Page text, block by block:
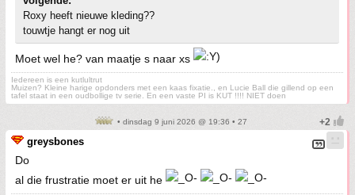
Roxy heeft nieuwe kleding??
touwtje hangt er nog uit
Moet wel he? van maatje s naar xs
Iedereen is een kutlultrut
Muizen? Kleine harige opdonders met een kaas fixatie., en Lucie Ball die gillend op een
tafel staat in een oudbollige tv serie. En een vaste PI is KUT !!!! NIET doen
• dinsdag 9 juni 2026 @ 19:36 • 27
greysbones
Do
al die frustratie moet er uit he